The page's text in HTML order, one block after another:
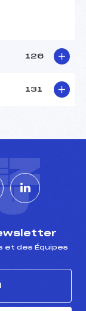
126
131
et des Équipes